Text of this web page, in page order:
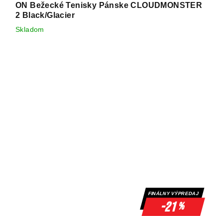
ON Bežecké Tenisky Pánske CLOUDMONSTER
2 Black/Glacier
Skladom
FINÁLNY VÝPREDAJ
-21%